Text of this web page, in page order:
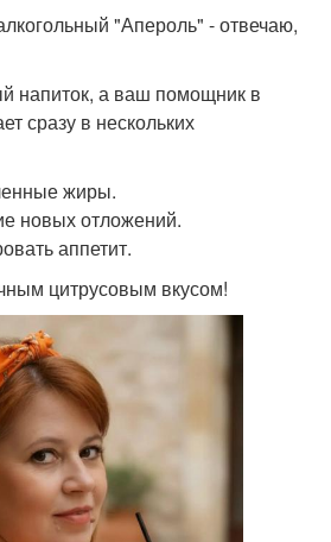
"Апероль" - отвечаю,
напиток, а ваш помощник в
сразу в нескольких
жиры.
новых отложений.
аппетит.
цитрусовым вкусом!